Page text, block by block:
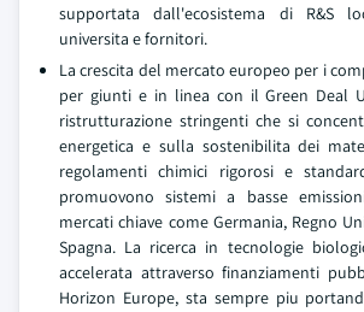
supportata dall'ecosistema di R&S
universita e fornitori.
La crescita del mercato europeo per i
per giunti e in linea con il Green Deal
ristrutturazione stringenti che si
energetica e sulla sostenibilita dei
regolamenti chimici rigorosi e
promuovono sistemi a basse
mercati chiave come Germania, Regno
Spagna. La ricerca in tecnologie
accelerata attraverso finanziamenti
Horizon Europe, sta sempre piu